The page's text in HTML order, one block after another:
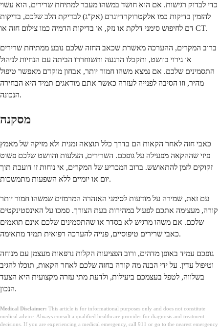
כדי לבדוק רגישות. אם הוא חושד במשהו מעבר למתיחת שרירים, הוא עשוי
להזמין בדיקות כמו אלקטרוקרדיוגרם (אק"ג) לבדיקת הלב שלכם, בדיקות
דם לחיפוש סימני דלקת או נזק, או בדיקות הדמיה כמו צילום חזה או CT.
ברוב המקרים, ההערכה מאשרת שכאב החזה שלכם נובע ממתיחת שרירים
או גירוי בוושט, ותקבלו הרגעה ותשוחררו הביתה עם הנחיות לניהול
התסמינים שלכם. אם נמצא משהו חמור יותר, אבחון מוקדם מאפשר טיפול
מהיר, וזו הסיבה לפנייה לעזרה כאשר אתם מודאגים תמיד היא הבחירה
הנכונה.
מסקנה
כאבי חזה לאחר הקאות הם בדרך כלל תוצאה זמנית ולא מזיקה של מאמץ
פיזי שההקאה מפעילה על גופכם. השרירים, הצלעות והוושט שלכם פשוט
זקוקים לזמן להתאושש. ברוב המכריע של המקרים, אי נוחות זו דועכת תוך
יום או יומיים ללא השפעות מתמשכות.
עם זאת, שמירה על מודעות לסימני האזהרה המרמזים שמשהו חמור יותר
קורה, מעצימה אתכם לפעול במהירות בעת הצורך. סמכו על האינסטינקטים
שלכם. אם משהו מרגיש לא בסדר או שהתסמינים שלכם אינם תואמים
כאבי שרירים טיפוסיים, פנייה להערכה רפואית תמיד מתאימה.
גופכם עמיד באופן מדהים, ורוב הפציעות הקלות נרפאות מעצמן עם מנוחה
וטיפול עדין. על ידי הבנה מה קורה בחזה שלכם לאחר הקאות, תוכלו להגיב
בשלווה, לטפל בעצמכם ביעילות, ולדעת מתי עזרה מקצועית היא הצעד
הנכון.
Medical Disclaimer: This article is for informational purposes only and does not constitute
medical advice. Always consult a qualified healthcare provider for diagnosis and treatment
decisions. If you are experiencing a medical emergency, call 911 or go to the nearest emergency